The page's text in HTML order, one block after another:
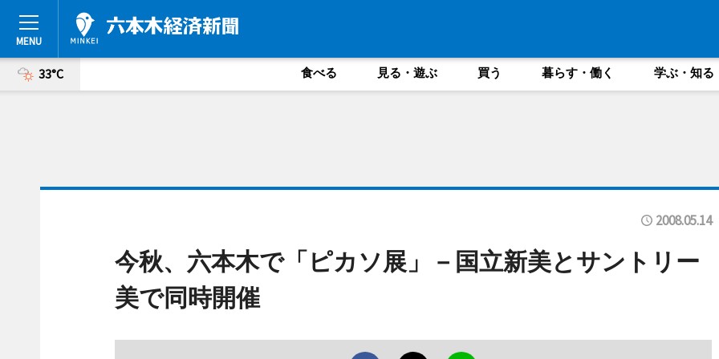
33°C 食べる 見る・遊ぶ 買う 暮らす・働く 学ぶ・知る
2008.05.14
今秋、六本木で「ピカソ展」－国立新美とサントリー
美で同時開催